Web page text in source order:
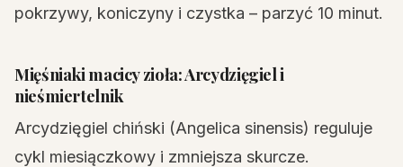
pokrzywy, koniczyny i czystka – parzyć 10 minut.
Mięśniaki macicy zioła: Arcydzięgiel i
nieśmiertelnik
Arcydzięgiel chiński (Angelica sinensis) reguluje
cykl miesiączkowy i zmniejsza skurcze.